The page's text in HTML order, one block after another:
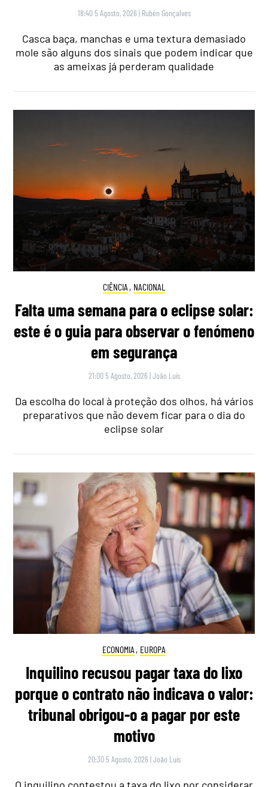
18:40 5 Agosto, 2026 | Rubén Gonçalves
Casca baça, manchas e uma textura demasiado
mole são alguns dos sinais que podem indicar que
as ameixas já perderam qualidade
CIÊNCIA , NACIONAL
Falta uma semana para o eclipse solar:
este é o guia para observar o fenómeno
em segurança
21:00 5 Agosto, 2026 |João Luís
Da escolha do local à proteção dos olhos, há vários
preparativos que não devem ficar para o dia do
eclipse solar
ECONOMIA , EUROPA
Inquilino recusou pagar taxa do lixo
porque o contrato não indicava o valor:
tribunal obrigou-o a pagar por este
motivo
20:30 5 Agosto, 2026 |João Luís